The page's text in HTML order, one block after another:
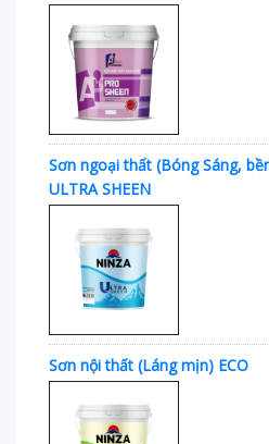
Sơn ngoại thất (Bóng Sáng,
ULTRA SHEEN
Sơn nội thất (Láng mịn) ECO